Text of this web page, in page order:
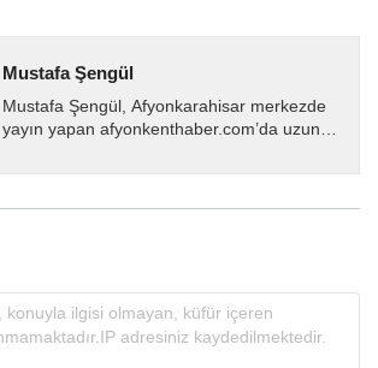
Mustafa Şengül
Mustafa Şengül, Afyonkarahisar merkezde
yayın yapan afyonkenthaber.com’da uzun
almakta, haber akışı...